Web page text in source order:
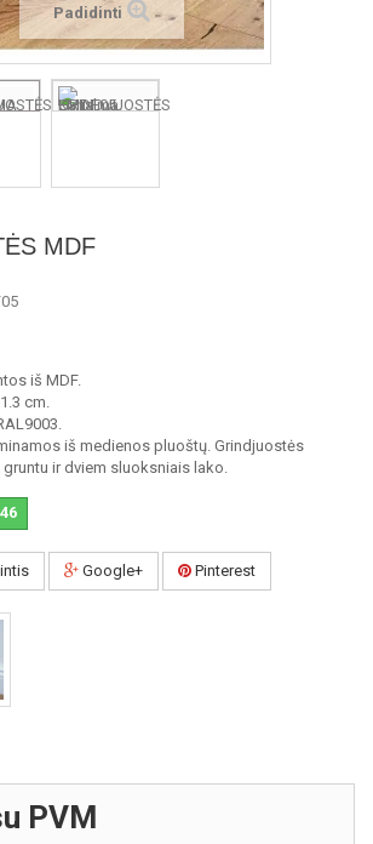
Padidinti
MDF
iš MDF.
cm.
iš medienos pluoštų. Grindjuostės
ir dviem sluoksniais lako.
Google+ Pinterest
PVM